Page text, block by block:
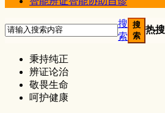
搜
索
搜
索
热
秉持纯正
辨证论治
敬畏生命
呵护健康